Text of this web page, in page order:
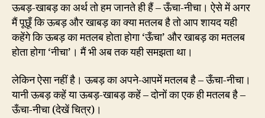
ऊबड़-खाबड़ का अर्थ तो हम जानते ही हैं – ऊँचा-नीचा। ऐसे में अगर
मैं पूछूँ कि ऊबड़ और खाबड़ का क्या मतलब है तो आप शायद यही
कहेंगे कि ऊबड़ का मतलब होता होगा ‘ऊँचा’ और खाबड़ का मतलब
होता होगा ‘नीचा’। मैं भी अब तक यही समझता था।
लेकिन ऐसा नहीं है। ऊबड़ का अपने-आपमें मतलब है – ऊँचा-नीचा।
यानी ऊबड़ कहें या ऊबड़-खाबड़ कहें – दोनों का एक ही मतलब है –
ऊँचा-नीचा (देखें चित्र)।